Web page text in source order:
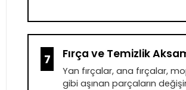
7 Fırça ve Temizlik
Yan fırçalar, ana fırçalar,
gibi aşınan parçaların